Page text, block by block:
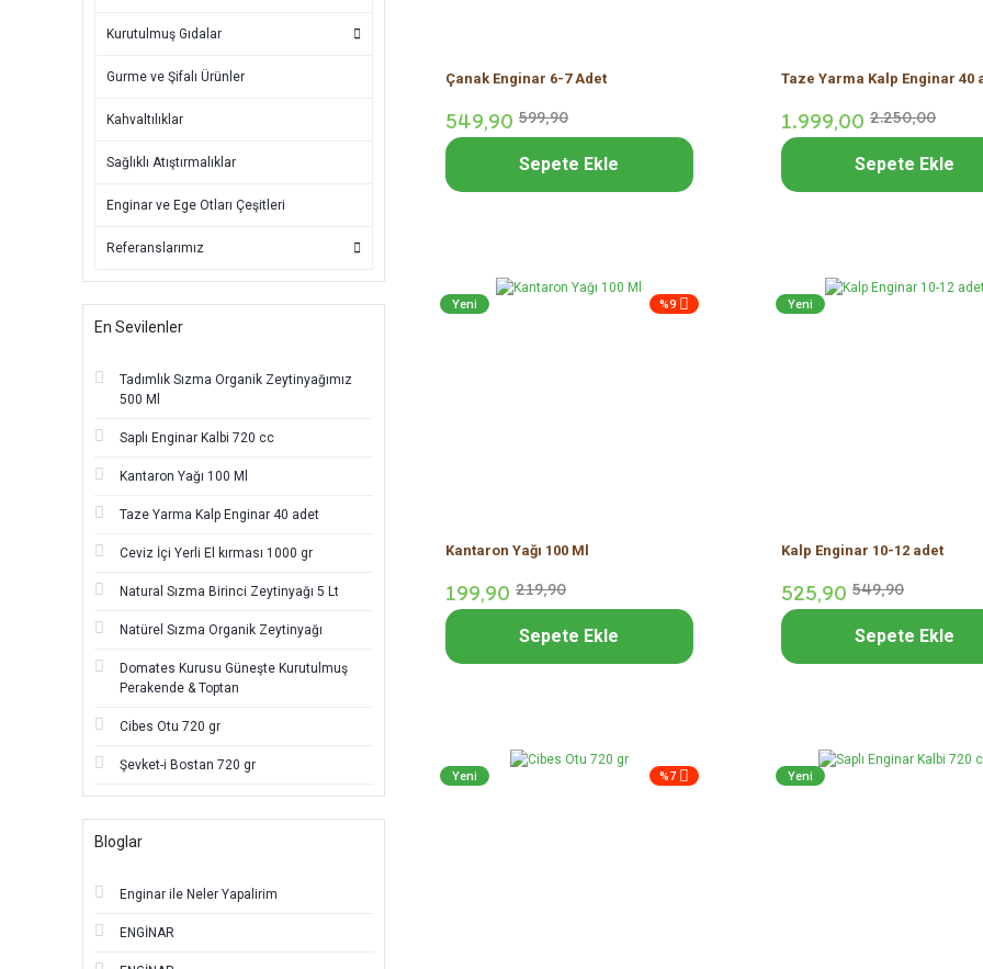
Kurutulmuş Gıdalar
Gurme ve Şifalı Ürünler
Kahvaltılıklar
Sağlıklı Atıştırmalıklar
Enginar ve Ege Otları Çeşitleri
Referanslarımız
En Sevilenler
Tadımlık Sızma Organik Zeytinyağımız
500 Ml
Saplı Enginar Kalbi 720 cc
Kantaron Yağı 100 Ml
Taze Yarma Kalp Enginar 40 adet
Ceviz İçi Yerli El kırması 1000 gr
Natural Sızma Birinci Zeytinyağı 5 Lt
Natürel Sızma Organik Zeytinyağı
Domates Kurusu Güneşte Kurutulmuş
Perakende & Toptan
Cibes Otu 720 gr
Şevket-i Bostan 720 gr
Bloglar
Enginar ile Neler Yapalirim
ENGİNAR
Çanak Enginar 6-7 Adet
549,90 599,90
Sepete Ekle
Taze Yarma Kalp Enginar 40
1.999,00 2.250,00
Sepete Ekle
%9
Yeni
Kantaron Yağı 100 Ml
199,90 219,90
Sepete Ekle
Yeni
Kalp Enginar 10-12 adet
525,90 549,90
Sepete Ekle
%7
Yeni Yeni